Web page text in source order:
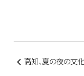
高知、夏の夜の文